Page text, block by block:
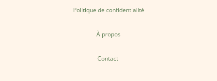
Politique de confidentialité
À propos
Contact